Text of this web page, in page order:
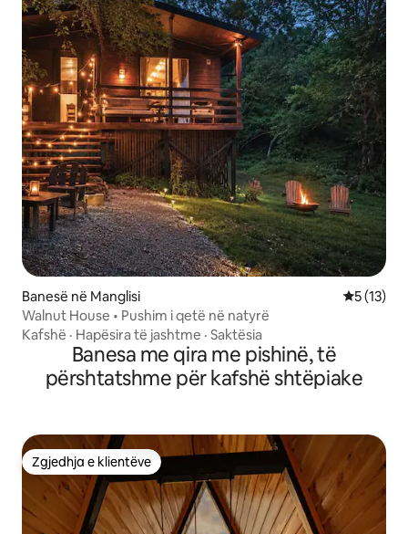
Banesë në Manglisi Vlerësimi
5 (13)
Walnut House • Pushim i qetë në natyrë
Kafshë · Hapësira të jashtme · Saktësia
Banesa me qira me pishinë, të
përshtatshme për kafshë shtëpiake
Zgjedhja e klientëve
Zgjedhja e klientëve